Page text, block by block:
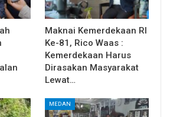
Maknai Kemerdekaan RI
Ke-81, Rico Waas :
Kemerdekaan Harus
Dirasakan Masyarakat
Lewat…
MEDAN